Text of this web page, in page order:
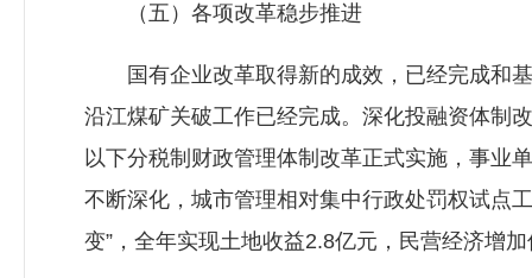
（五）各项改革稳步推进
国有企业改革取得新的成效，已经完成和基
沿江煤矿关破工作已经完成。深化投融资体制
以下分税制财政管理体制改革正式实施，事业
不断深化，城市管理相对集中行政处罚权试点
变”，全年实现土地收益2.8亿元，民营经济增